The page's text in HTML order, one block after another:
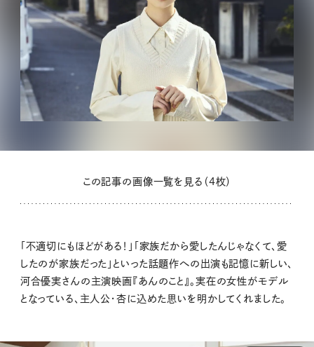
この記事の画像一覧を見る（4枚）
「不適切にもほどがある！」「家族だから愛したんじゃなくて、愛
したのが家族だった」といった話題作への出演も記憶に新しい、
河合優実さんの主演映画『あんのこと』。実在の女性がモデル
となっている、主人公・杏に込めた思いを明かしてくれました。